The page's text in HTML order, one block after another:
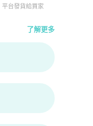
平台發貨給買家
了解更多
紹